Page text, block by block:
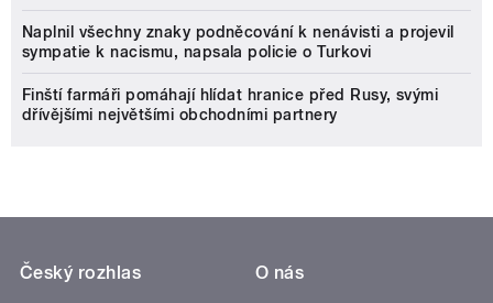
Naplnil všechny znaky podněcování k nenávisti a projevil
sympatie k nacismu, napsala policie o Turkovi
Finští farmáři pomáhají hlídat hranice před Rusy, svými
dřívějšími největšími obchodními partnery
Český rozhlas
O nás